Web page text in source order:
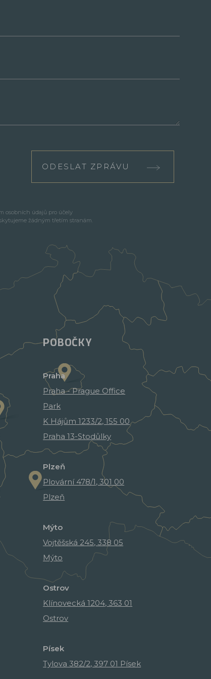
ODESLAT ZPRÁVU
osobních údajů pro účely
žádným třetím stranám.
POBOČKY
Praha
Praha - Prague Office
Park
K Hájům 1233/2, 155 00
Praha 13-Stodůlky
Plzeň
Plovární 478/1, 301 00
Plzeň
Mýto
Vojtěšská 245, 338 05
Mýto
Ostrov
Klínovecká 1204, 363 01
Ostrov
Písek
Tylova 382/2, 397 01 Písek